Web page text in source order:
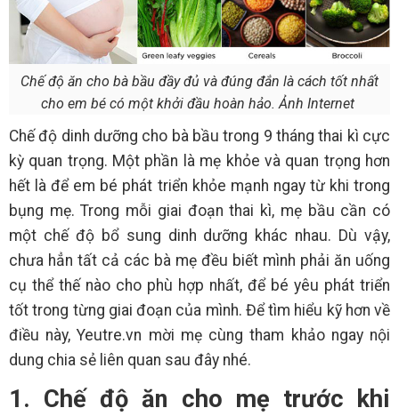
Chế độ ăn cho bà bầu đầy đủ và đúng đắn là cách tốt nhất
cho em bé có một khởi đầu hoàn hảo. Ảnh Internet
Chế độ dinh dưỡng cho bà bầu trong 9 tháng thai kì cực
kỳ quan trọng. Một phần là mẹ khỏe và quan trọng hơn
hết là để em bé phát triển khỏe mạnh ngay từ khi trong
bụng mẹ. Trong mỗi giai đoạn thai kì, mẹ bầu cần có
một chế độ bổ sung dinh dưỡng khác nhau. Dù vậy,
chưa hẳn tất cả các bà mẹ đều biết mình phải ăn uống
cụ thể thế nào cho phù hợp nhất, để bé yêu phát triển
tốt trong từng giai đoạn của mình. Để tìm hiểu kỹ hơn về
điều này, Yeutre.vn mời mẹ cùng tham khảo ngay nội
dung chia sẻ liên quan sau đây nhé.
1. Chế độ ăn cho mẹ trước khi